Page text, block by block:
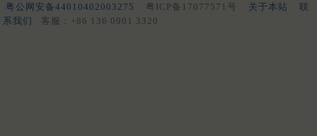
粤公网安备44010402003275 粤ICP备17077571号 关于本站
联
系我们
客服：+86 136 0901 3320